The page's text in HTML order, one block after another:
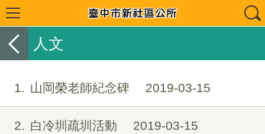
人文
1 山岡榮老師紀念碑 2019-03-15
2 白冷圳疏圳活動 2019-03-15